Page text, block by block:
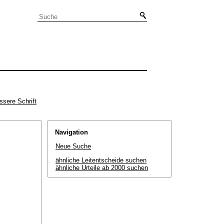
Schrift
Navigation
Neue Suche
ähnliche Leitentscheide suchen
ähnliche Urteile ab 2000 suchen